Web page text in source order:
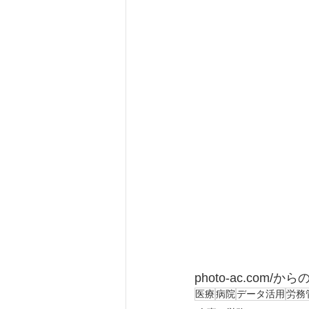
photo-ac.com/から
医療病院データ活用 労務